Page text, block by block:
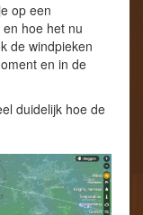
op een
hoe het nu
de windpieken
en in de
duidelijk hoe de